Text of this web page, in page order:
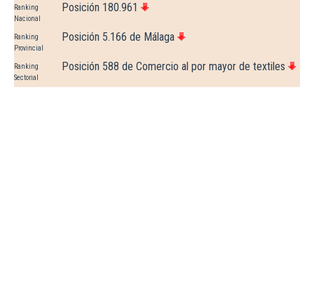
Ranking
Nacional
Posición 180.961
Ranking
Provincial
Posición 5.166 de Málaga
Ranking
Sectorial
Posición 588 de Comercio al por mayor de textiles